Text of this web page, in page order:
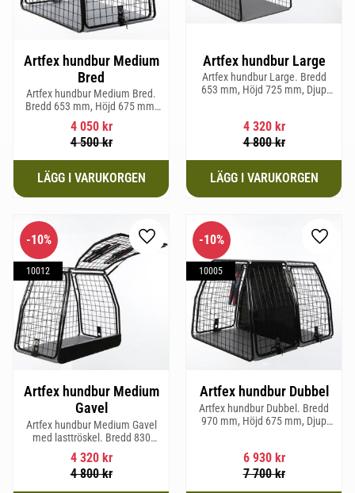
Artfex hundbur Medium
Bred
Artfex hundbur Medium Bred.
Bredd 653 mm, Höjd 675 mm,
Djup 830 mm och Vikt 19,7 kg.
4 050kr
4 500kr
Artfex hundbur Large
Artfex hundbur Large. Bredd
653 mm, Höjd 725 mm, Djup
4 320kr
4 800kr
Artfex hundbur Medium
Gavel
Artfex hundbur Medium Gavel
med lasttröskel. Bredd 830
mm, Höjd 675 mm, Djup 495
mm och Vikt 20,1 kg.
4 320kr
4 800kr
10%
10012
Lägg till i favoriter
Artfex hundbur Dubbel
Artfex hundbur Dubbel. Bredd
970 mm, Höjd 675 mm, Djup
6 930kr
7 700kr
10%
10005
Lägg